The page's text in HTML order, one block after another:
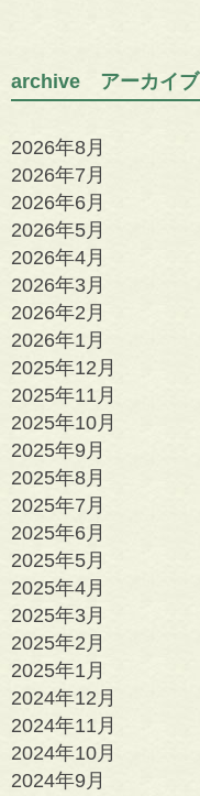
archive アーカイブ
2026年8月
2026年7月
2026年6月
2026年5月
2026年4月
2026年3月
2026年2月
2026年1月
2025年12月
2025年11月
2025年10月
2025年9月
2025年8月
2025年7月
2025年6月
2025年5月
2025年4月
2025年3月
2025年2月
2025年1月
2024年12月
2024年11月
2024年10月
2024年9月